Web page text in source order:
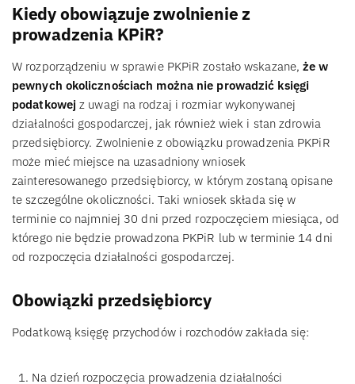
Kiedy obowiązuje zwolnienie z
prowadzenia KPiR?
W rozporządzeniu w sprawie PKPiR zostało wskazane,że w
pewnych okolicznościach można nie prowadzić księgi
podatkowej z uwagi na rodzaj i rozmiar wykonywanej
działalności gospodarczej, jak również wiek i stan zdrowia
przedsiębiorcy. Zwolnienie z obowiązku prowadzenia PKPiR
może mieć miejsce na uzasadniony wniosek
zainteresowanego przedsiębiorcy, w którym zostaną opisane
te szczególne okoliczności. Taki wniosek składa się w
terminie co najmniej 30 dni przed rozpoczęciem miesiąca, od
którego nie będzie prowadzona PKPiR lub w terminie 14 dni
od rozpoczęcia działalności gospodarczej.
Obowiązki przedsiębiorcy
Podatkową księgę przychodów i rozchodów zakłada się:
Na dzień rozpoczęcia prowadzenia działalności